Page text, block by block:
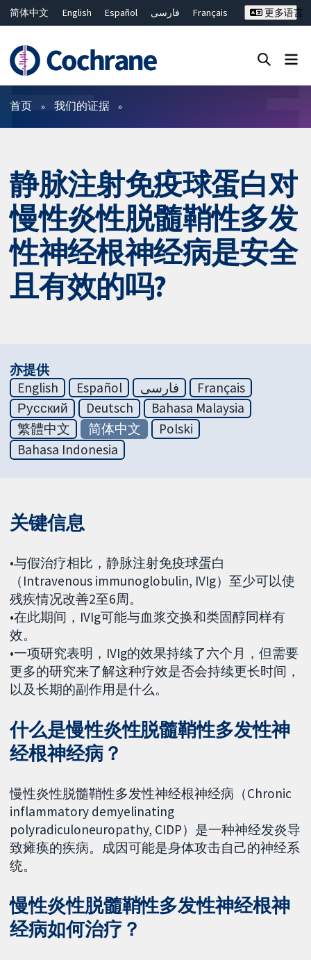
简体中文 English Español فارسی
Français
ไทย
繁體中文
更多语言
过滤
首页 我们的证据
静脉注射免疫球蛋白对
慢性炎性脱髓鞘性多发
性神经根神经病是安全
且有效的吗?
亦提供
English
Español فارسی
Français
Русский
Deutsch
Bahasa Malaysia
繁體中文
简体中文
Polski
Bahasa Indonesia
关键信息
•与假治疗相比，静脉注射免疫球蛋白
（Intravenous immunoglobulin, IVIg）至少可以使
残疾情况改善2至6周。
•在此期间，IVIg可能与血浆交换和类固醇同样有
效。
•一项研究表明，IVIg的效果持续了六个月，但需要
更多的研究来了解这种疗效是否会持续更长时间，
以及长期的副作用是什么。
什么是慢性炎性脱髓鞘性多发性神
经根神经病？
慢性炎性脱髓鞘性多发性神经根神经病（Chronic
inflammatory demyelinating
polyradiculoneuropathy, CIDP）是一种神经发炎导
致瘫痪的疾病。成因可能是身体攻击自己的神经系
统。
慢性炎性脱髓鞘性多发性神经根神
经病如何治疗？